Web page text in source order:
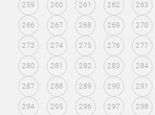
259 260 261 262 263
266 267 268 269 270
273 274 275 276 277
280 281 282 283 284
287 288 289 290 291
294 295 296 297 298